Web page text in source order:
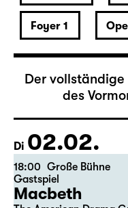
Regie: Enrico Lübbe
Karten
Februar
Der
des
Di 02.02.